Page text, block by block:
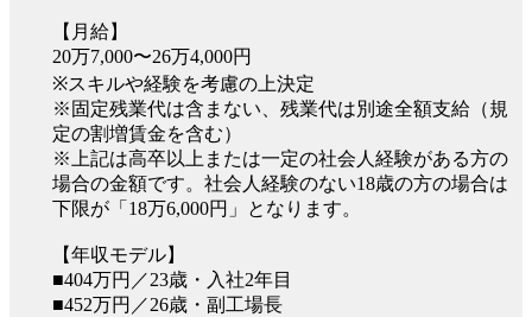
【月給】
20万7,000〜26万4,000円
※スキルや経験を考慮の上決定
※固定残業代は含まない、残業代は別途全額支給（規
定の割増賃金を含む）
※上記は高卒以上または一定の社会人経験がある方の
場合の金額です。社会人経験のない18歳の方の場合は
下限が「18万6,000円」となります。
【年収モデル】
■404万円／23歳・入社2年目
■452万円／26歳・副工場長